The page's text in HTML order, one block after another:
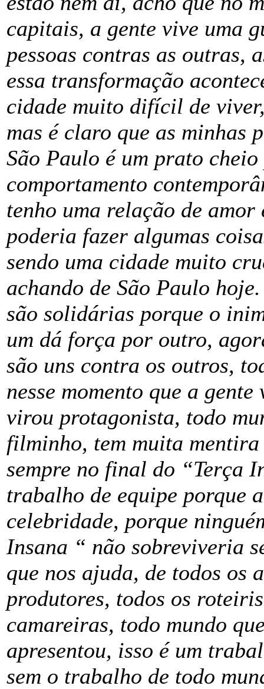
capitais, a gente vive uma
pessoas contras as outras,
essa transformação
cidade muito difícil de
mas é claro que as minhas
São Paulo é um prato
comportamento
tenho uma relação de
poderia fazer algumas
sendo uma cidade muito
achando de São Paulo
são solidárias porque o
um dá força por outro,
são uns contra os outros,
nesse momento que a
virou protagonista, todo
filminho, tem muita
sempre no final do “Terça
trabalho de equipe porque
celebridade, porque
Insana “ não sobreviveria
que nos ajuda, de todos os
produtores, todos os
camareiras, todo mundo
apresentou, isso é um
sem o trabalho de todo